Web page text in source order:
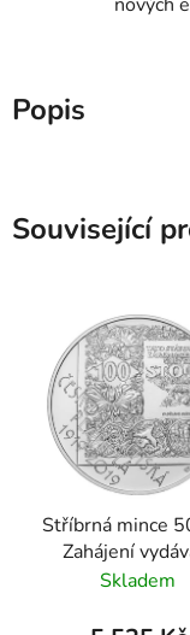
Popis
Související
Stříbrná mince
Zahájení
Skladem